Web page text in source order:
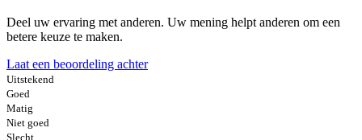
Deel uw ervaring met anderen. Uw mening helpt anderen om een
betere keuze te maken.
Laat een beoordeling achter
Uitstekend
Goed
Matig
Niet goed
Slecht